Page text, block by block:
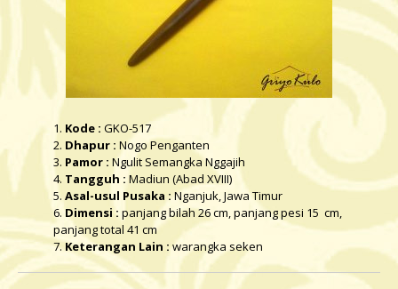
1. Kode : GKO-517
2. Dhapur : Nogo Penganten
3. Pamor : Ngulit Semangka Nggajih
4. Tangguh : Madiun (Abad XVIII)
5. Asal-usul Pusaka :Nganjuk, Jawa Timur
6. Dimensi : panjang bilah 26 cm, panjang pesi 15 cm,
panjang total 41 cm
7.Keterangan Lain :warangka seken